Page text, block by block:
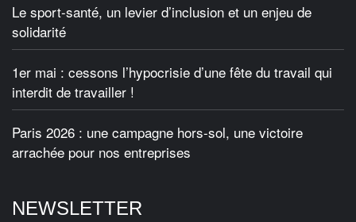
Le sport-santé, un levier d’inclusion et un enjeu de
solidarité
1er mai : cessons l’hypocrisie d’une fête du travail qui
interdit de travailler !
Paris 2026 : une campagne hors-sol, une victoire
arrachée pour nos entreprises
NEWSLETTER